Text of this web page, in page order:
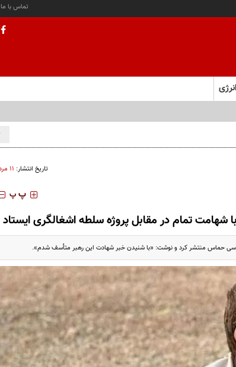
تماس با ما
انرژی
تاریخ انتشار: ۱۱ مرداد ۱۴۰۳ - ۱۶:۱۱
‍‍‍ پ پ
شهامت تمام در مقابل پروژه سلطه اشغالگری ایستاد
حماس منتشر کرد و نوشت: «با شنیدن خبر شهادت این رهبر متأسف شدم».